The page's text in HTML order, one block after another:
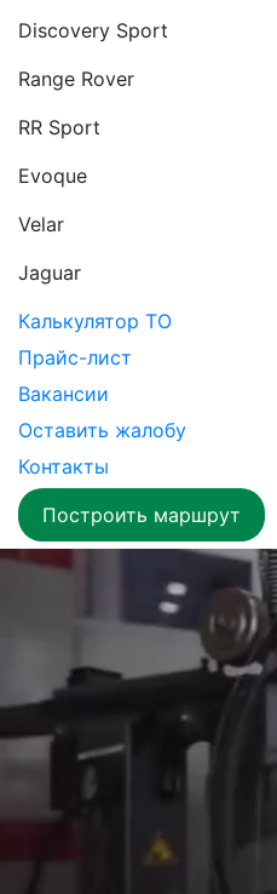
Discovery Sport
Range Rover
RR Sport
Evoque
Velar
Jaguar
Калькулятор ТО
Прайс-лист
Вакансии
Оставить жалобу
Контакты
Построить маршрут